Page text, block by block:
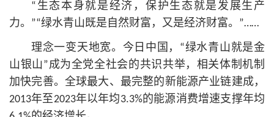
“生态本身就是经济，保护生态就是发展生产
力。”“绿水青山既是自然财富，又是经济财富。”……
理念一变天地宽。今日中国，“绿水青山就是金
山银山”成为全党全社会的共识共举，相关体制机制
加快完善。全球最大、最完整的新能源产业链建成，
2013年至2023年以年均3.3%的能源消费增速支撑年均